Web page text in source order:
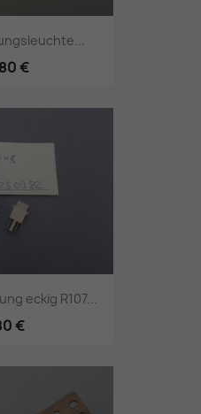
€
eckig R107...
€